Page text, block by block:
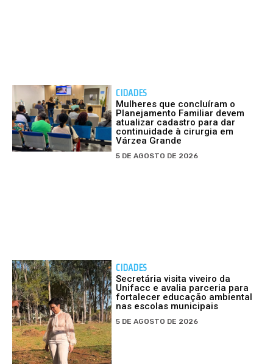
CIDADES
Mulheres que concluíram o
Planejamento Familiar devem
atualizar cadastro para dar
continuidade à cirurgia em
Várzea Grande
5 DE AGOSTO DE 2026
CIDADES
Secretária visita viveiro da
Unifacc e avalia parceria para
fortalecer educação ambiental
nas escolas municipais
5 DE AGOSTO DE 2026